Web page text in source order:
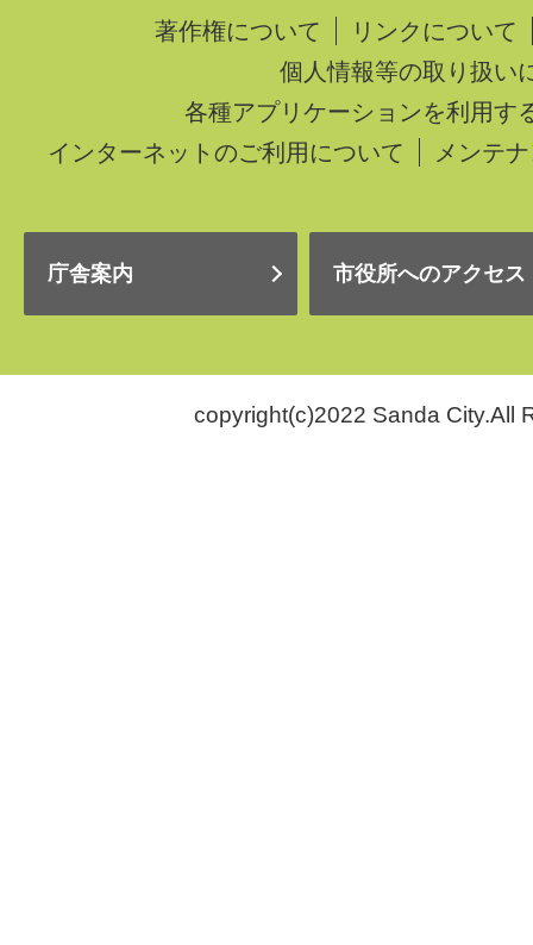
著作権について
リンクについて
個人情報等の取り扱い
各種アプリケーションを利用す
インターネットのご利用について
メンテ
庁舎案内 市役所へのアクセス
copyright(c)2022 Sanda City.All